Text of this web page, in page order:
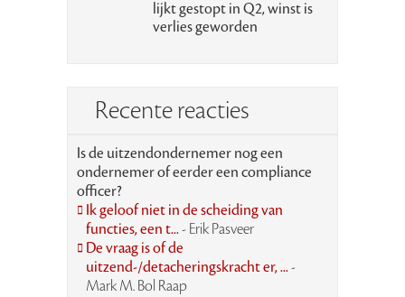
lijkt gestopt in Q2, winst is
verlies geworden
Recente reacties
Is de uitzendondernemer nog een
ondernemer of eerder een compliance
officer?
Ik geloof niet in de scheiding van
functies, een t...- Erik Pasveer
De vraag is of de
uitzend-/detacheringskracht er, ...-
Mark M. Bol Raap